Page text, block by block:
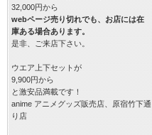
32,000円から
webページ売り切れでも、お店には在
庫ある場合あります。
是非、ご来店下さい。
ウエア上下セットが
9,900円から
と激安品満載です！
anime アニメグッズ販売店、原宿竹下通
り店